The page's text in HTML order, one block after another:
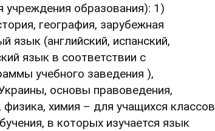
учреждения образования): 1)
география, зарубежная
язык (английский, испанский,
язык в соответствии с
учебного заведения ),
основы правоведения,
физика, химия – для учащихся классов
в которых изучается язык